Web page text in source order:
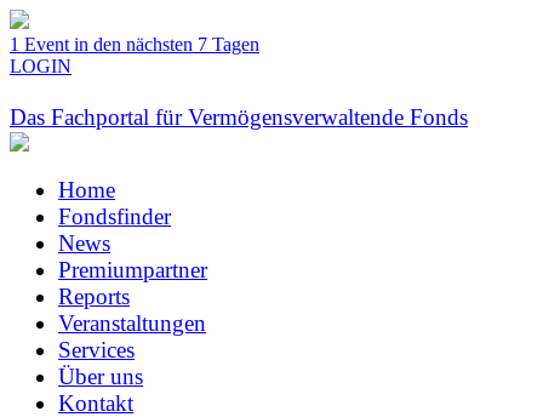
1 Event in den nächsten 7 Tagen
LOGIN
Das Fachportal für Vermögensverwaltende Fonds
Home
Fondsfinder
News
Premiumpartner
Reports
Veranstaltungen
Services
Über uns
Kontakt